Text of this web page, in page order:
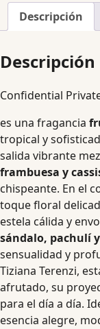
Descripción
Descripción
Confidential
es una fragancia
tropical y
salida vibrante
frambuesa y
chispeante. En el
toque floral
estela cálida y
sándalo, pachulí
sensualidad y
Tiziana Terenzi,
afrutado, su
para el día a día.
esencia alegre,